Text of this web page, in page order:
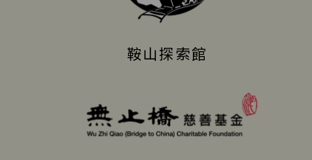
鞍山探索館